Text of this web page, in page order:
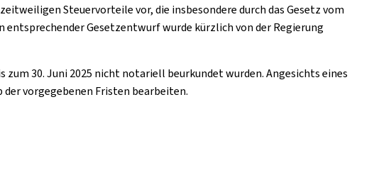
Steuervorteile vor, die insbesondere durch das Gesetz vom
entsprechender Gesetzentwurf wurde kürzlich von der Regierung
30. Juni 2025 nicht notariell beurkundet wurden. Angesichts eines
vorgegebenen Fristen bearbeiten.